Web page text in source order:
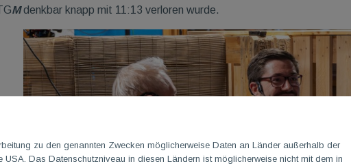
Mdenkbar knapp mit 11:13 verloren wurde.
zu den genannten Zwecken möglicherweise Daten an Länder außerhalb der
USA. Das Datenschutzniveau in diesen Ländern ist möglicherweise nicht mit dem in